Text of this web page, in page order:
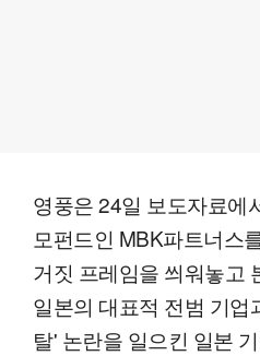
영풍은 24일 보도자료에
모펀드인 MBK파트너스
거짓 프레임을 씌워놓고
일본의 대표적 전범 기
탈' 논란을 일으킨 일본